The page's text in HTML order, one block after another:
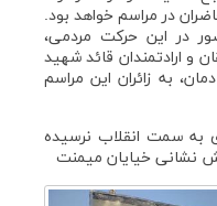
در مراسم خواهد بود.
در این حرکت مردمی،
ارادتمندان قائد شهید
به زائران این مراسم
به سمت انقلاب نرسیده
نشانی خیایان میمنت